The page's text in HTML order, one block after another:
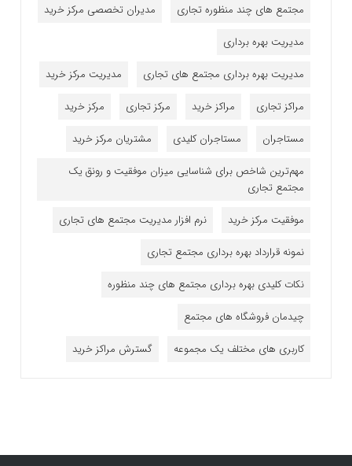
مجتمع های چند منظوره تجاری
مدیران تخصصی مرکز خرید
مدیریت بهره برداری
مدیریت بهره برداری مجتمع های تجاری
مدیریت مرکز خرید
مراکز تجاری
مراکز خرید مرکز تجاری
مرکز خرید
مستاجران
مستاجران کلیدی
مشتریان مرکز خرید
مهم‌ترین شاخص برای شناسایی میزان موفقیت و رونق یک
مجتمع تجاری
موفقیت مرکز خرید
نرم افزار مدیریت مجتمع های تجاری
نمونه قرارداد بهره برداری مجتمع تجاری
نکات کلیدی بهره برداری مجتمع های چند منظوره
چیدمان فروشگاه های مجتمع
کاربری های مختلف یک مجموعه
گسترش مراکز خرید